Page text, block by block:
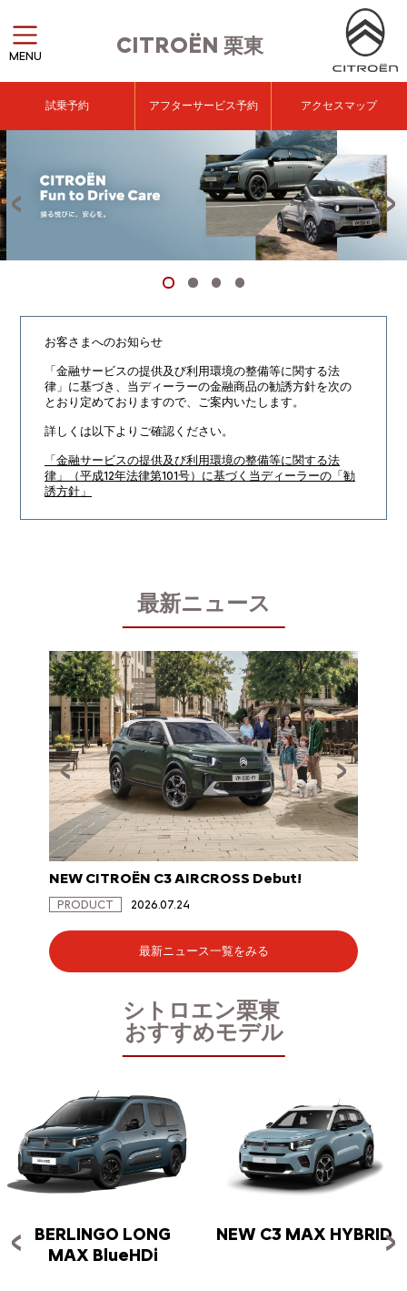
CITROËN 栗東
MENU
試乗予約 アフターサービス予約 アクセスマップ
お客さまへのお知らせ
「金融サービスの提供及び利用環境の整備等に関する法
律」に基づき、 当ディーラーの金融商品の勧誘方針を次の
とおり定めておりますので、ご案内いたします。
詳しくは以下よりご確認ください。
「金融サービスの提供及び利用環境の整備等に関する法
律」（平成12年法律第101号）に基づく当ディーラーの「勧
誘方針」
最新ニュース
NEW CITROËN C3 AIRCROSS Debut!
PRODUCT 2026.07.24
最新ニュース一覧をみる
シトロエン栗東
おすすめモデル
BERLINGO LONG
MAX BlueHDi
NEW C3 MAX HYBRID